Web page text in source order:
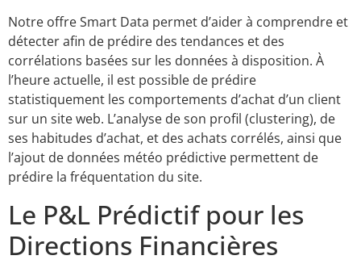
Notre offre Smart Data permet d’aider à comprendre et
détecter afin de prédire des tendances et des
corrélations basées sur les données à disposition. À
l’heure actuelle, il est possible de prédire
statistiquement les comportements d’achat d’un client
sur un site web. L’analyse de son profil (clustering), de
ses habitudes d’achat, et des achats corrélés, ainsi que
l’ajout de données météo prédictive permettent de
prédire la fréquentation du site.
Le P&L Prédictif pour les
Directions Financières